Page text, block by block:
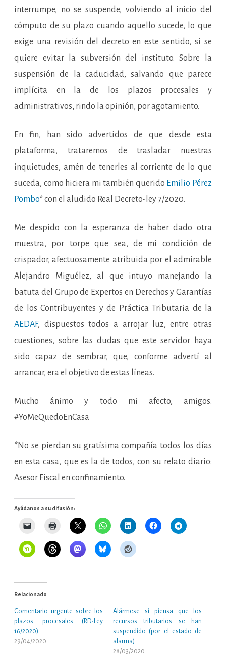
interrumpe, no se suspende, volviendo al inicio del
cómputo de su plazo cuando aquello sucede, lo que
exige una revisión del decreto en este sentido, si se
quiere evitar la subversión del instituto. Sobre la
suspensión de la caducidad, salvando que parece
implícita en la de los plazos procesales y
administrativos, rindo la opinión, por agotamiento.
En fin, han sido advertidos de que desde esta
plataforma, trataremos de trasladar nuestras
inquietudes, amén de tenerles al corriente de lo que
suceda, como hiciera mi también querido Emilio Pérez
Pombo* con el aludido Real Decreto-ley 7/2020.
Me despido con la esperanza de haber dado otra
muestra, por torpe que sea, de mi condición de
crispador, afectuosamente atribuida por el admirable
Alejandro Miguélez, al que intuyo manejando la
batuta del Grupo de Expertos en Derechos y Garantías
de los Contribuyentes y de Práctica Tributaria de la
AEDAF, dispuestos todos a arrojar luz, entre otras
cuestiones, sobre las dudas que este servidor haya
sido capaz de sembrar, que, conforme advertí al
arrancar, era el objetivo de estas líneas.
Mucho ánimo y todo mi afecto, amigos.
#YoMeQuedoEnCasa
*No se pierdan su gratísima compañía todos los días
en esta casa, que es la de todos, con su relato diario:
Asesor Fiscal en confinamiento.
Ayúdanos a su difusión:
Relacionado
Comentario urgente sobre los
plazos procesales (RD-Ley
16/2020).
29/04/2020
Alármese si piensa que los
recursos tributarios se han
suspendido (por el estado de
alarma)
28/03/2020